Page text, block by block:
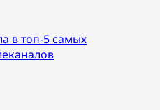
в топ-5 самых